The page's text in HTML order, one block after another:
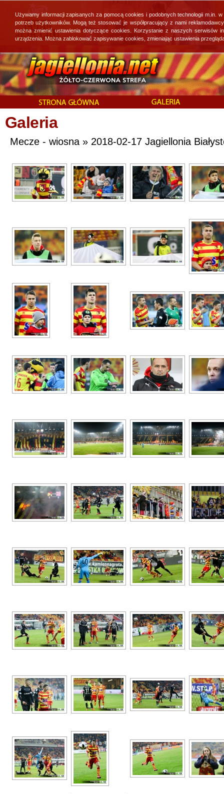
Galeria
Mecze - wiosna » 2018-02-17 Jagiellonia
Używamy informacji zapisanych za pomocą cookies i podobnych technologii
potrzeb użytkowników. Mogą też stosować je współpracujący z nami
można zmienić ustawienia dotyczące cookies. Korzystanie z naszych
urządzenia. Można zablokować zapisywanie cookies, zmieniając ustawienia